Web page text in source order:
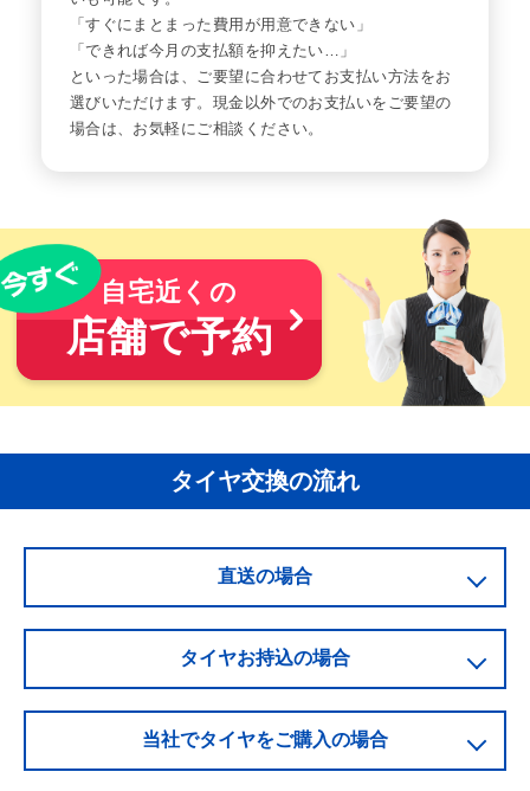
「すぐにまとまった費用が用意できない」
「できれば今月の支払額を抑えたい…」
といった場合は、ご要望に合わせてお支払い方法をお
選びいただけます。現金以外でのお支払いをご要望の
場合は、お気軽にご相談ください。
自宅近くの
店舗で予約
タイヤ交換の流れ
直送の場合
タイヤお持込の場合
当社でタイヤをご購入の場合